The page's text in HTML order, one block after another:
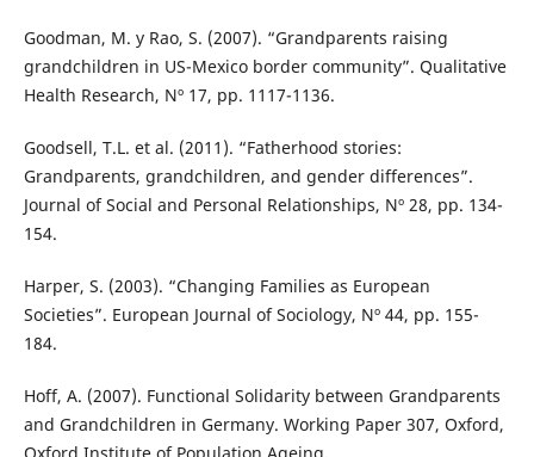
Goodman, M. y Rao, S. (2007). “Grandparents raising
grandchildren in US-Mexico border community”. Qualitative
Health Research, Nº 17, pp. 1117-1136.
Goodsell, T.L. et al. (2011). “Fatherhood stories:
Grandparents, grandchildren, and gender differences”.
Journal of Social and Personal Relationships, Nº 28, pp. 134-
154.
Harper, S. (2003). “Changing Families as European
Societies”. European Journal of Sociology, Nº 44, pp. 155-
184.
Hoff, A. (2007). Functional Solidarity between Grandparents
and Grandchildren in Germany. Working Paper 307, Oxford,